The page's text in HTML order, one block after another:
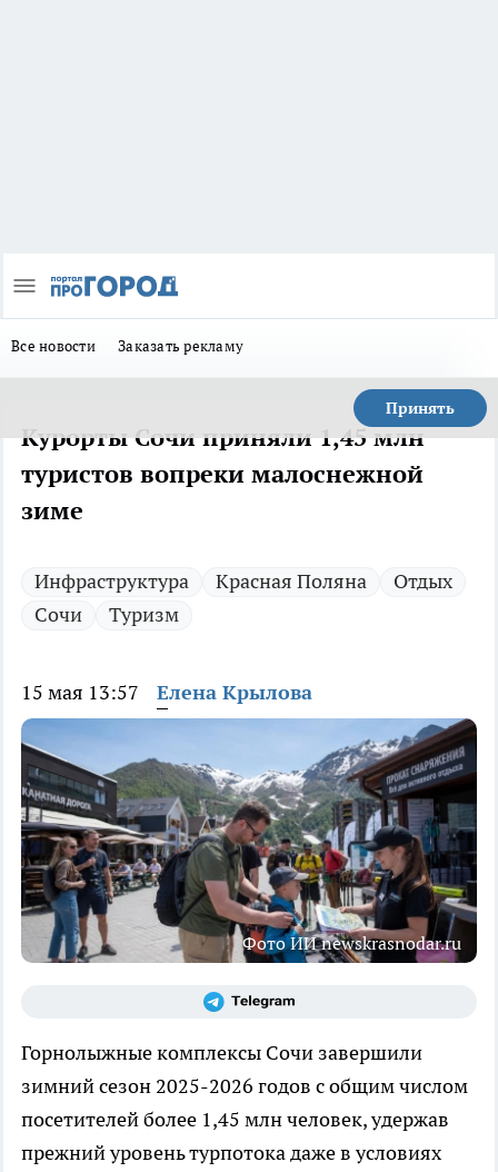
Все новости Заказать рекламу
Принять
Курорты Сочи приняли 1,45 млн
туристов вопреки малоснежной
зиме
Инфраструктура Красная Поляна
Отдых
Сочи
Туризм
15 мая 13:57 Елена Крылова
Фото ИИ newskrasnodar.ru
Горнолыжные комплексы Сочи завершили
зимний сезон 2025-2026 годов с общим числом
посетителей более 1,45 млн человек, удержав
прежний уровень турпотока даже в условиях